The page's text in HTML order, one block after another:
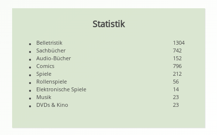
Statistik
Belletristik
1304
Sachbücher
742
Audio-Bücher
152
Comics
796
Spiele
212
Rollenspiele
56
Elektronische Spiele
14
Musik
23
DVDs & Kino
23